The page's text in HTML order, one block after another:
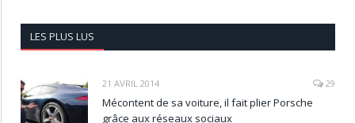
LES PLUS LUS
21 AVRIL 2014 29
Mécontent de sa voiture, il fait plier Porsche
grâce aux réseaux sociaux